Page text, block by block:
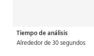
Tiempo de análisis
Alrededor de 30 segundos